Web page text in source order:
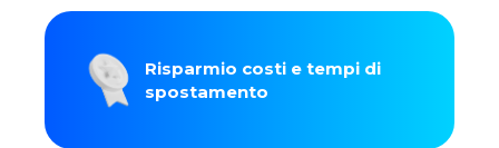
Risparmio costi e tempi di
spostamento